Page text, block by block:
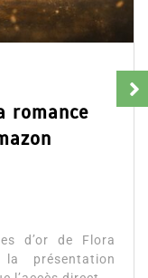
romance
d’or de Flora
présentation